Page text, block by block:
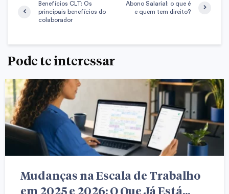
Benefícios CLT: Os
principais benefícios do
colaborador
Abono Salarial: o que é
e quem tem direito?
Pode te interessar
Mudanças na Escala de Trabalho
em 2025 e 2026: O Que Já Está...